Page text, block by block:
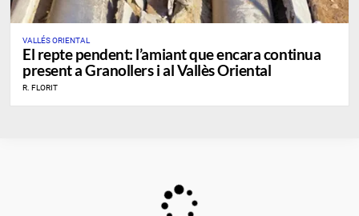
VALLÉS ORIENTAL
​El repte pendent: l’amiant que encara continua
present a Granollers i al Vallès Oriental
R. FLORIT